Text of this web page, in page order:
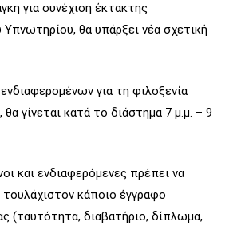
για συνέχιση έκτακτης
Υπνωτηρίου, θα υπάρξει νέα σχετική
για τη φιλοξενία
γίνεται κατά το διάστημα 7 μ.μ. – 9
και ενδιαφερόμενες πρέπει να
τουλάχιστον κάποιο έγγραφο
(ταυτότητα, διαβατήριο, δίπλωμα,